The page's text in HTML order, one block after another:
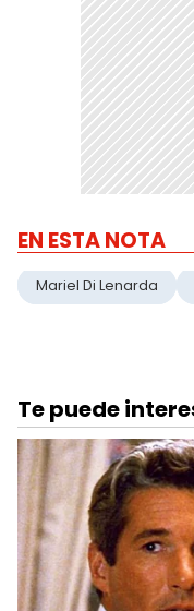
EN ESTA NOTA
Mariel Di Lenarda